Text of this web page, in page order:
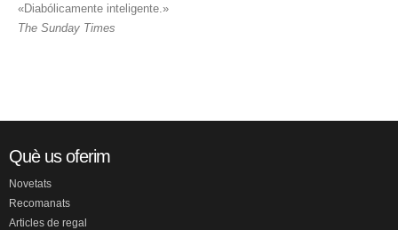
«Diabólicamente inteligente.»
The Sunday Times
Què us oferim
Novetats
Recomanats
Articles de regal